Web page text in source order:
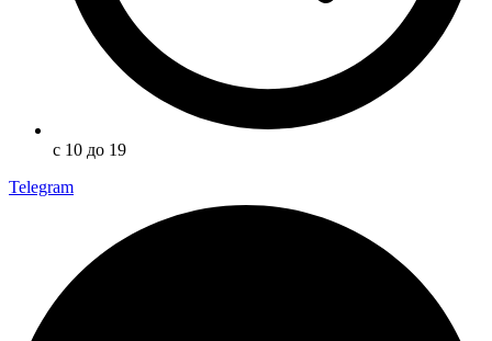
с 10 до 19
Telegram